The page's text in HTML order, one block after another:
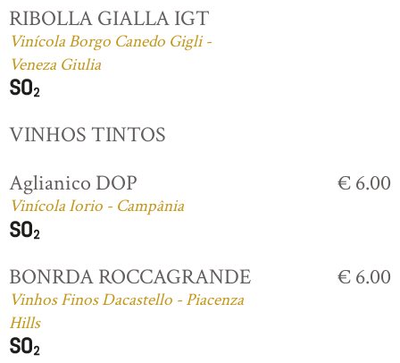
RIBOLLA GIALLA IGT
Vinícola Borgo Canedo Gigli -
Veneza Giulia
VINHOS TINTOS
Aglianico DOP
Vinícola Iorio - Campânia
€ 6.00
BONRDA ROCCAGRANDE
Vinhos Finos Dacastello - Piacenza
Hills
€ 6.00